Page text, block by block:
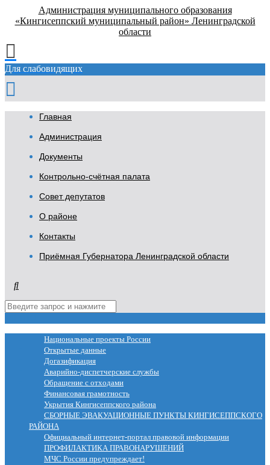
Администрация муниципального образования
«Кингисеппский муниципальный район» Ленинградской
области
Для слабовидящих
Главная
Администрация
Документы
Контрольно-счётная палата
Совет депутатов
О районе
Контакты
Приёмная Губернатора Ленинградской области
Национальные проекты России
Открытые данные
Догазификация
Аварийно-диспетчерские службы
Обращение с отходами
Финансовая грамотность
Укрытия Кингисеппского района
СБОРНЫЕ ЭВАКУАЦИОННЫЕ ПУНКТЫ КИНГИСЕППСКОГО
РАЙОНА
Официальный интернет-портал правовой информации
ПРОФИЛАКТИКА ПРАВОНАРУШЕНИЙ
МЧС России предупреждает!